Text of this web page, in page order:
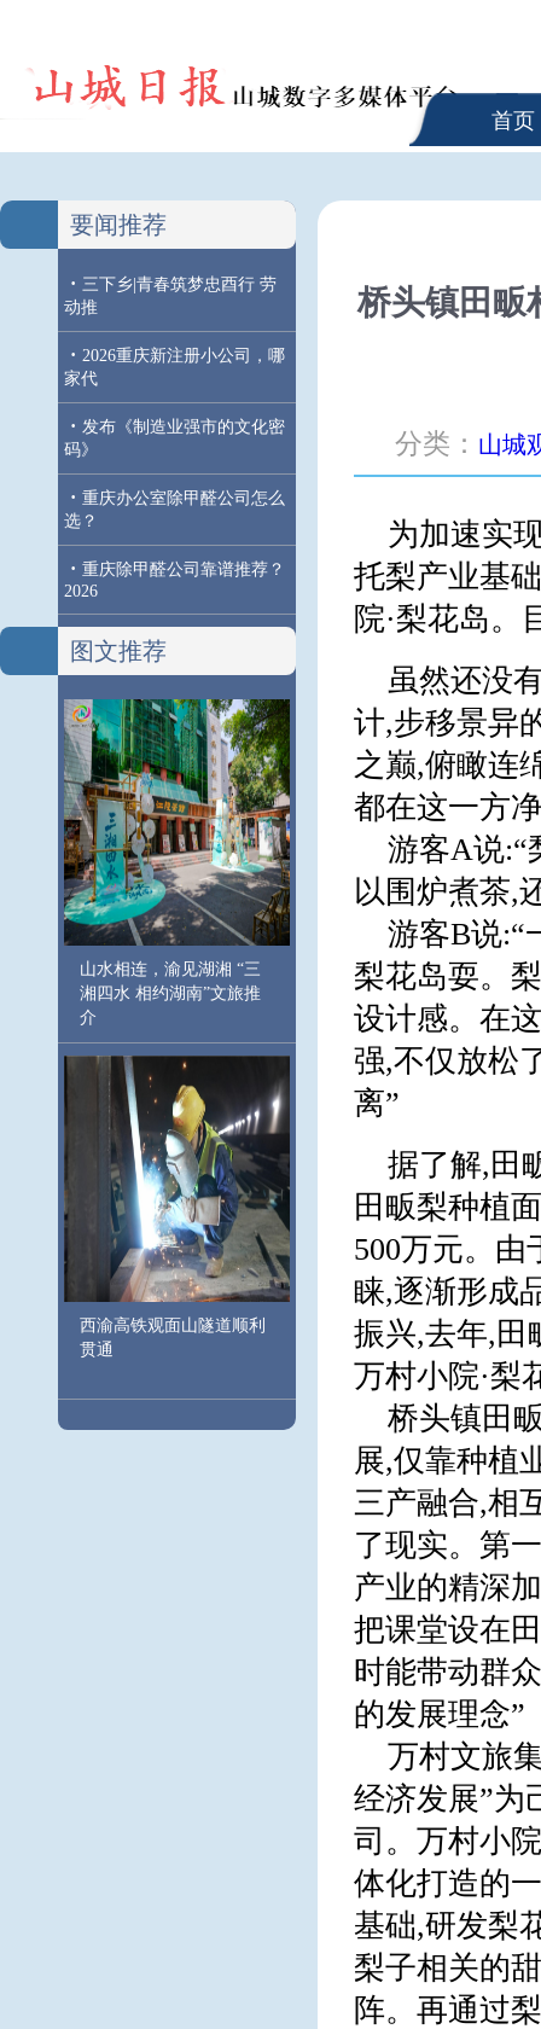
首页
要闻推荐
· 三下乡|青春筑梦忠酉行 劳
动推
· 2026重庆新注册小公司，哪
家代
· 发布《制造业强市的文化密
码》
· 重庆办公室除甲醛公司怎么
选？
· 重庆除甲醛公司靠谱推荐？
2026
图文推荐
山水相连，渝见湖湘 “三
湘四水 相约湖南”文旅推
介
西渝高铁观面山隧道顺利
贯通
桥头镇田畈
分类： 山城
为加速实
托梨产业基
院·梨花岛。
虽然还没
计,步移景异
之巅,俯瞰连
都在这一方
游客A说:“
以围炉煮茶,
游客B说:“
梨花岛耍。
设计感。在
强,不仅放松
离”
据了解,田
田畈梨种植
500万元。
睐,逐渐形成
振兴,去年,田
万村小院·梨
桥头镇田
展,仅靠种植
三产融合,相
了现实。第
产业的精深
把课堂设在
时能带动群
的发展理念”
万村文旅
经济发展”为
司。万村小
体化打造的
基础,研发梨
梨子相关的
阵。再通过